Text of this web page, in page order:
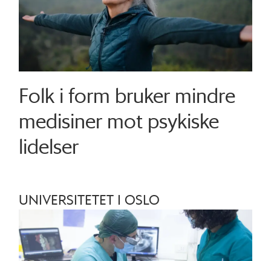
Folk i form bruker mindre
medisiner mot psykiske
lidelser
UNIVERSITETET I OSLO